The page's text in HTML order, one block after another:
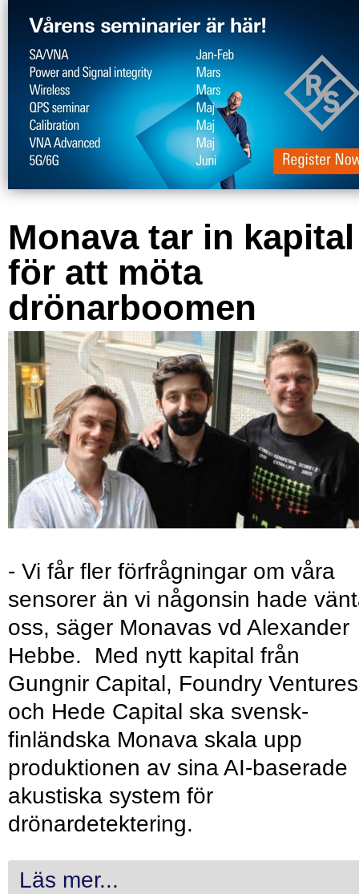
Monava tar in kapital
för att möta
drönarboomen
- Vi får fler förfrågningar om våra
sensorer än vi någonsin hade
oss, säger Monavas vd Alexander
Hebbe. Med nytt kapital från
Gungnir Capital, Foundry Ventures
och Hede Capital ska svensk-
finländska Monava skala upp
produktionen av sina AI-baserade
akustiska system för
drönardetektering.
Läs mer...